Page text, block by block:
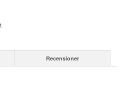
Recensioner